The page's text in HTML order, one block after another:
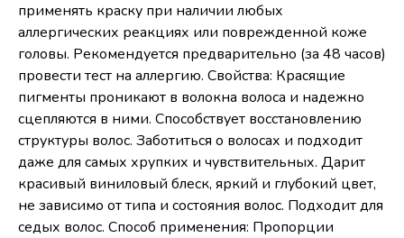
применять краску при наличии любых
аллергических реакциях или поврежденной коже
головы. Рекомендуется предварительно (за 48 часов)
провести тест на аллергию. Свойства: Красящие
пигменты проникают в волокна волоса и надежно
сцепляются в ними. Способствует восстановлению
структуры волос. Заботиться о волосах и подходит
даже для самых хрупких и чувствительных. Дарит
красивый виниловый блеск, яркий и глубокий цвет,
не зависимо от типа и состояния волос. Подходит для
седых волос. Способ применения: Пропорции